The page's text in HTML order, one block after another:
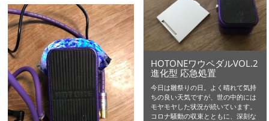
HOTONEワウペダルVOL.2
進化型 応急処置
今日は雛祭りの日。よく晴れて気持
ちの良い天気ですが、世の中的には
モヤモヤした状況が続いています。
コロナ騒動の収束とともに、深刻な